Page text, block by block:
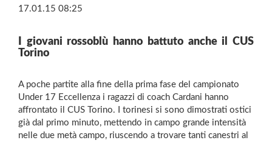
17.01.15 08:25
I giovani rossoblù hanno battuto anche il CUS
Torino
A poche partite alla fine della prima fase del campionato
Under 17 Eccellenza i ragazzi di coach Cardani hanno
affrontato il CUS Torino. I torinesi si sono dimostrati ostici
già dal primo minuto, mettendo in campo grande intensità
nelle due metà campo, riuscendo a trovare tanti canestri al